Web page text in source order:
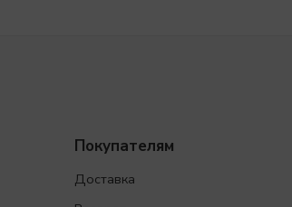
Покупателям
Доставка